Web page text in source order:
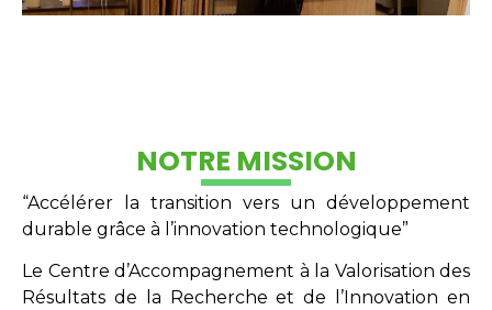
NOTRE MISSION
“Accélérer la transition vers un développement
durable grâce à l’innovation technologique”
Le Centre d’Accompagnement à la Valorisation des
Résultats de la Recherche et de l’Innovation en